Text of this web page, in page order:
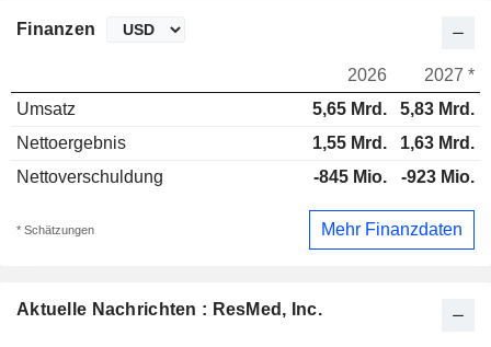
Aktuelle Nachrichten : ResMed, Inc.
Finanzen
2026
2027 *
Umsatz
5,65 Mrd.
5,83 Mrd.
Nettoergebnis
1,55 Mrd.
1,63 Mrd.
Nettoverschuldung
-845 Mio. -923 Mio.
* Schätzungen Mehr Finanzdaten